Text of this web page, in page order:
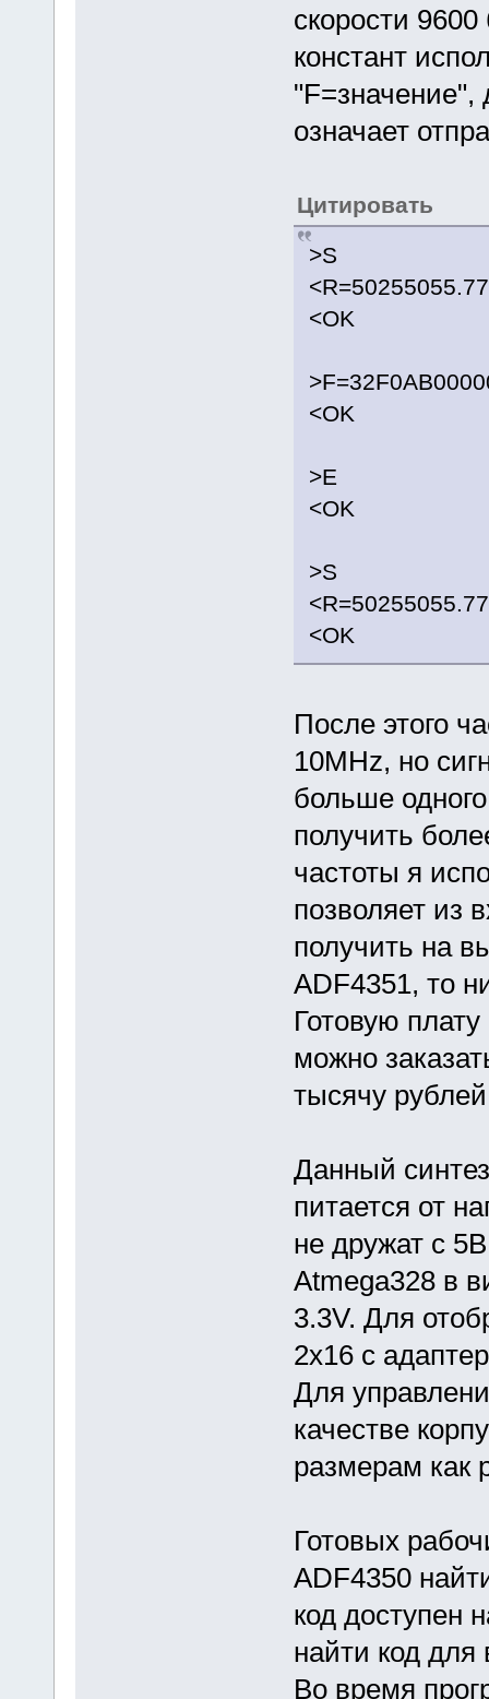
скорости
констант
означает
Цитировать
>S
<OK
<OK
>E
<OK
>S
<OK
После этого
10MHz, но
больше
получить
частоты я
позволяет из
получить на
ADF4351, то
Готовую
можно
тысячу
Данный
питается от
не дружат с
Atmega328 в
3.3V. Для
2х16 с
Для
качестве
размерам как
Готовых
ADF4350
код доступен
найти код
Во время